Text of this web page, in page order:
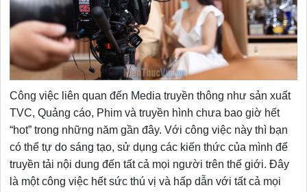
Công việc liên quan đến Media truyền thông như sản xuất
TVC, Quảng cáo, Phim và truyền hình chưa bao giờ hết
“hot” trong những năm gần đây. Với công việc này thì bạn
có thể tự do sáng tạo, sử dụng các kiến thức của mình để
truyền tải nội dung đến tất cả mọi người trên thế giới. Đây
là một công việc hết sức thú vị và hấp dẫn với tất cả mọi